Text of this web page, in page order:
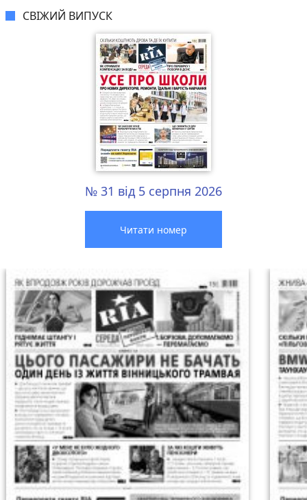
СВІЖИЙ ВИПУСК
№ 31 від 5 серпня 2026
Читати номер